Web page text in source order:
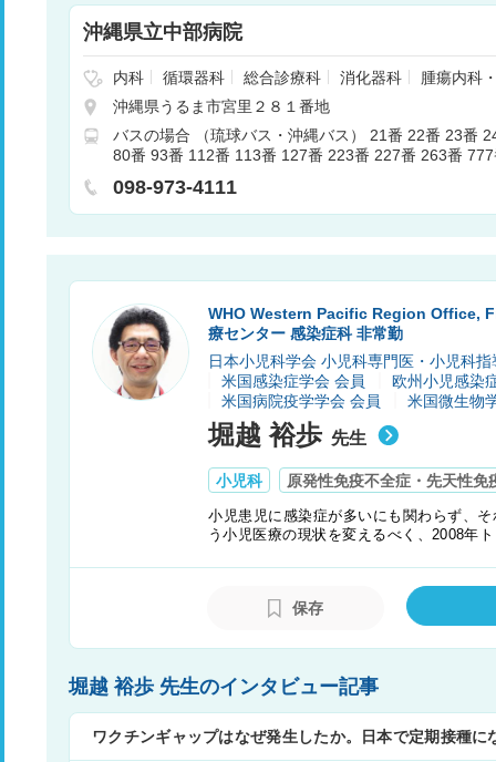
沖縄県立中部病院
内科 循環器科 総合診療科 消化器科
腫瘍内科
神経内科
心療内科 外科 呼吸器外科
小児外科
整形外科 形成外科
マチ科
小児科 皮膚科 腎臓内科・外科
泌尿器
科
呼吸器内科 婦人科 眼科 耳鼻咽喉科
リハ
射線科
歯科口腔外科
和ケア
内分泌科
科
肛門科
沖縄県うるま市宮里２８１番地
バスの場合 （琉球バス・沖縄バス） 21番 22番 23番
80番 93番 112番 113番 127番 223番 227番 263番
098-973-4111
WHO Western Pacific Region Office,
療センター 感染症科 非常勤
日本小児科学会 小児科専門医・小児科指
米国感染症学会 会員
欧州小児感染
米国病院疫学学会 会員
米国微生物
堀越 裕歩 先生
小児科 原発性免疫不全症・先天性免
小児患児に感染症が多いにも関わらず、
う小児医療の現状を変えるべく、2008年
感染症専門科による他診療科へのコンサ
仕組み）を学ぶ。2010年帰国後、東京都
げ当初、年間200件～300件だったコンサ
経験数を誇る小児感染症の専門家がコン
い小児診療を可能にしている。現在は後進
保存
堀越 裕歩 先生のインタビュー記事
ワクチンギャップはなぜ発生したか。日本で定期接種に